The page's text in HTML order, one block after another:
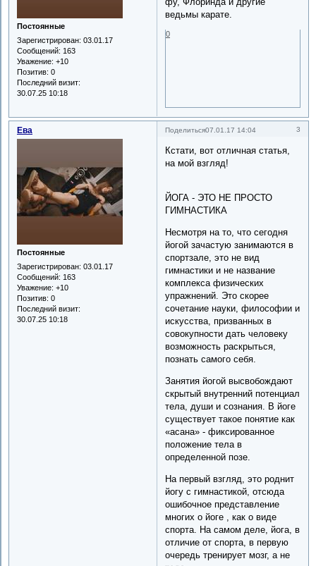
Постоянные
Зарегистрирован: 03.01.17
Сообщений: 163
Уважение: +10
Позитив: 0
Последний визит:
30.07.25 10:18
ведьмы карате.
0
Поделиться 3
07.01.17 14:04
Ева
Постоянные
Зарегистрирован: 03.01.17
Сообщений: 163
Уважение: +10
Позитив: 0
Последний визит:
30.07.25 10:18
Кстати, вот отличная статья,
на мой взгляд!
ЙОГА - ЭТО НЕ ПРОСТО
ГИМНАСТИКА
Несмотря на то, что сегодня
йогой зачастую занимаются в
спортзале, это не вид
гимнастики и не название
комплекса физических
упражнений. Это скорее
сочетание науки, философии и
искусства, призванных в
совокупности дать человеку
возможность раскрыться,
познать самого себя.
Занятия йогой высвобождают
скрытый внутренний потенциал
тела, души и сознания. В йоге
существует такое понятие как
«асана» - фиксированное
положение тела в
определенной позе.
На первый взгляд, это роднит
йогу с гимнастикой, отсюда
ошибочное представление
многих о йоге , как о виде
спорта. На самом деле, йога, в
отличие от спорта, в первую
очередь тренирует мозг, а не